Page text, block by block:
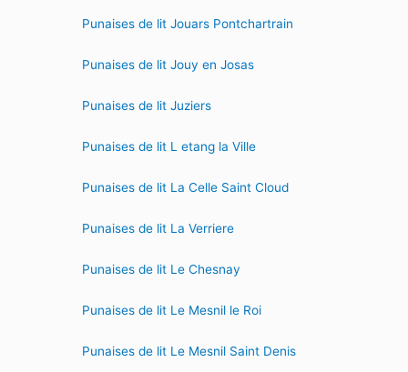
Punaises de lit Jouars Pontchartrain
Punaises de lit Jouy en Josas
Punaises de lit Juziers
Punaises de lit L etang la Ville
Punaises de lit La Celle Saint Cloud
Punaises de lit La Verriere
Punaises de lit Le Chesnay
Punaises de lit Le Mesnil le Roi
Punaises de lit Le Mesnil Saint Denis